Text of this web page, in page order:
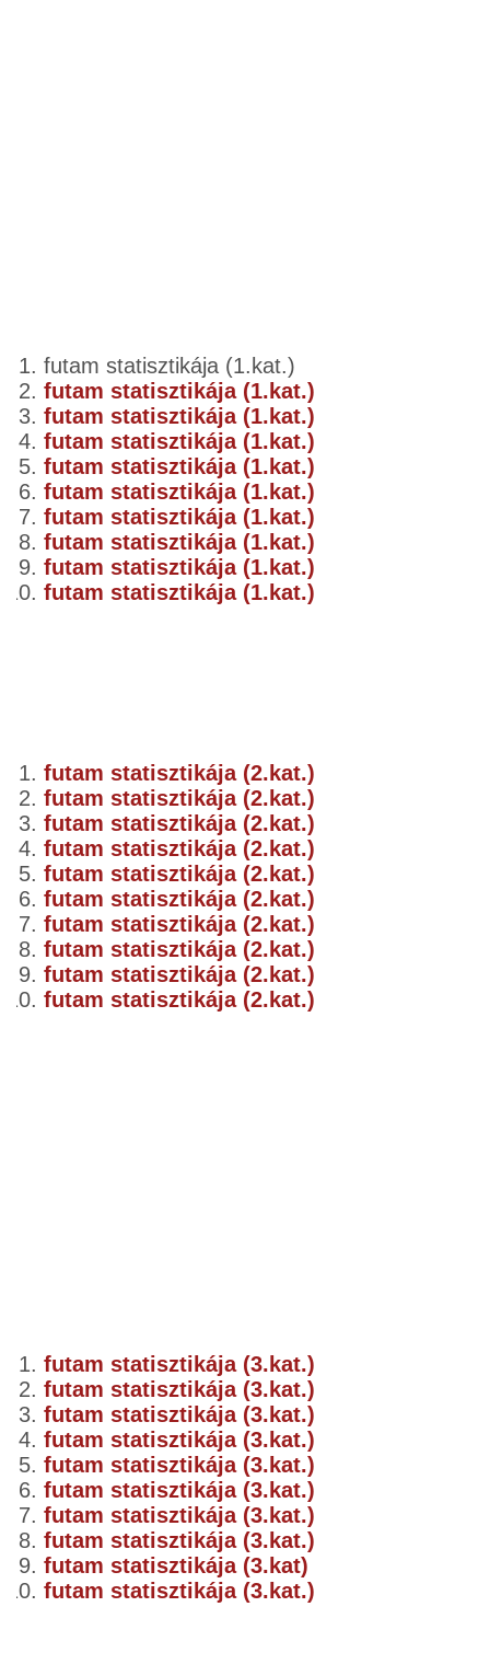
futam statisztikája (1.kat.)
futam statisztikája (1.kat.)
futam statisztikája (1.kat.)
futam statisztikája (1.kat.)
futam statisztikája (1.kat.)
futam statisztikája (1.kat.)
futam statisztikája (1.kat.)
futam statisztikája (1.kat.)
futam statisztikája (1.kat.)
futam statisztikája (1.kat.)
futam statisztikája (2.kat.)
futam statisztikája (2.kat.)
futam statisztikája (2.kat.)
futam statisztikája (2.kat.)
futam statisztikája (2.kat.)
futam statisztikája (2.kat.)
futam statisztikája (2.kat.)
futam statisztikája (2.kat.)
futam statisztikája (2.kat.)
futam statisztikája (2.kat.)
futam statisztikája (3.kat.)
futam statisztikája (3.kat.)
futam statisztikája (3.kat.)
futam statisztikája (3.kat.)
futam statisztikája (3.kat.)
futam statisztikája (3.kat.)
futam statisztikája (3.kat.)
futam statisztikája (3.kat.)
futam statisztikája (3.kat)
futam statisztikája (3.kat.)